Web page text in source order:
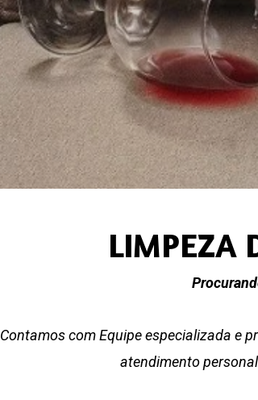
LIMPEZA
Contamos com Equipe especializada e
atendimento